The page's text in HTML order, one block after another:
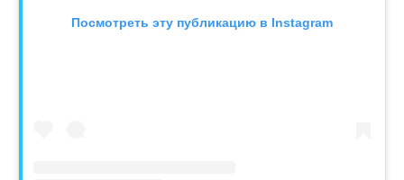
Посмотреть эту публикацию в Instagram